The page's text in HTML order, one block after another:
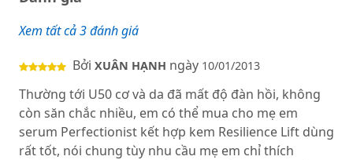
Xem tất cả 3 đánh giá
Bởi XUÂN HẠNH ngày 10/01/2013
Thường tới U50 cơ và da đã mất độ đàn hồi, không
còn săn chắc nhiều, em có thể mua cho mẹ em
serum Perfectionist kết hợp kem Resilience Lift dùng
rất tốt, nói chung tùy nhu cầu mẹ em chỉ thích